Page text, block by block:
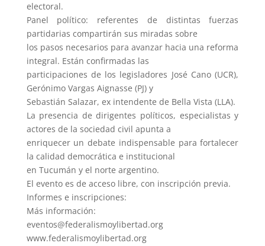
electoral.
Panel político: referentes de distintas fuerzas
partidarias compartirán sus miradas sobre
los pasos necesarios para avanzar hacia una reforma
integral. Están confirmadas las
participaciones de los legisladores José Cano (UCR),
Gerónimo Vargas Aignasse (PJ) y
Sebastián Salazar, ex intendente de Bella Vista (LLA).
La presencia de dirigentes políticos, especialistas y
actores de la sociedad civil apunta a
enriquecer un debate indispensable para fortalecer
la calidad democrática e institucional
en Tucumán y el norte argentino.
El evento es de acceso libre, con inscripción previa.
Informes e inscripciones:
Más información:
eventos@federalismoylibertad.org
www.federalismoylibertad.org